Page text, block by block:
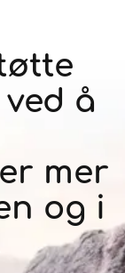
å
mer
og i